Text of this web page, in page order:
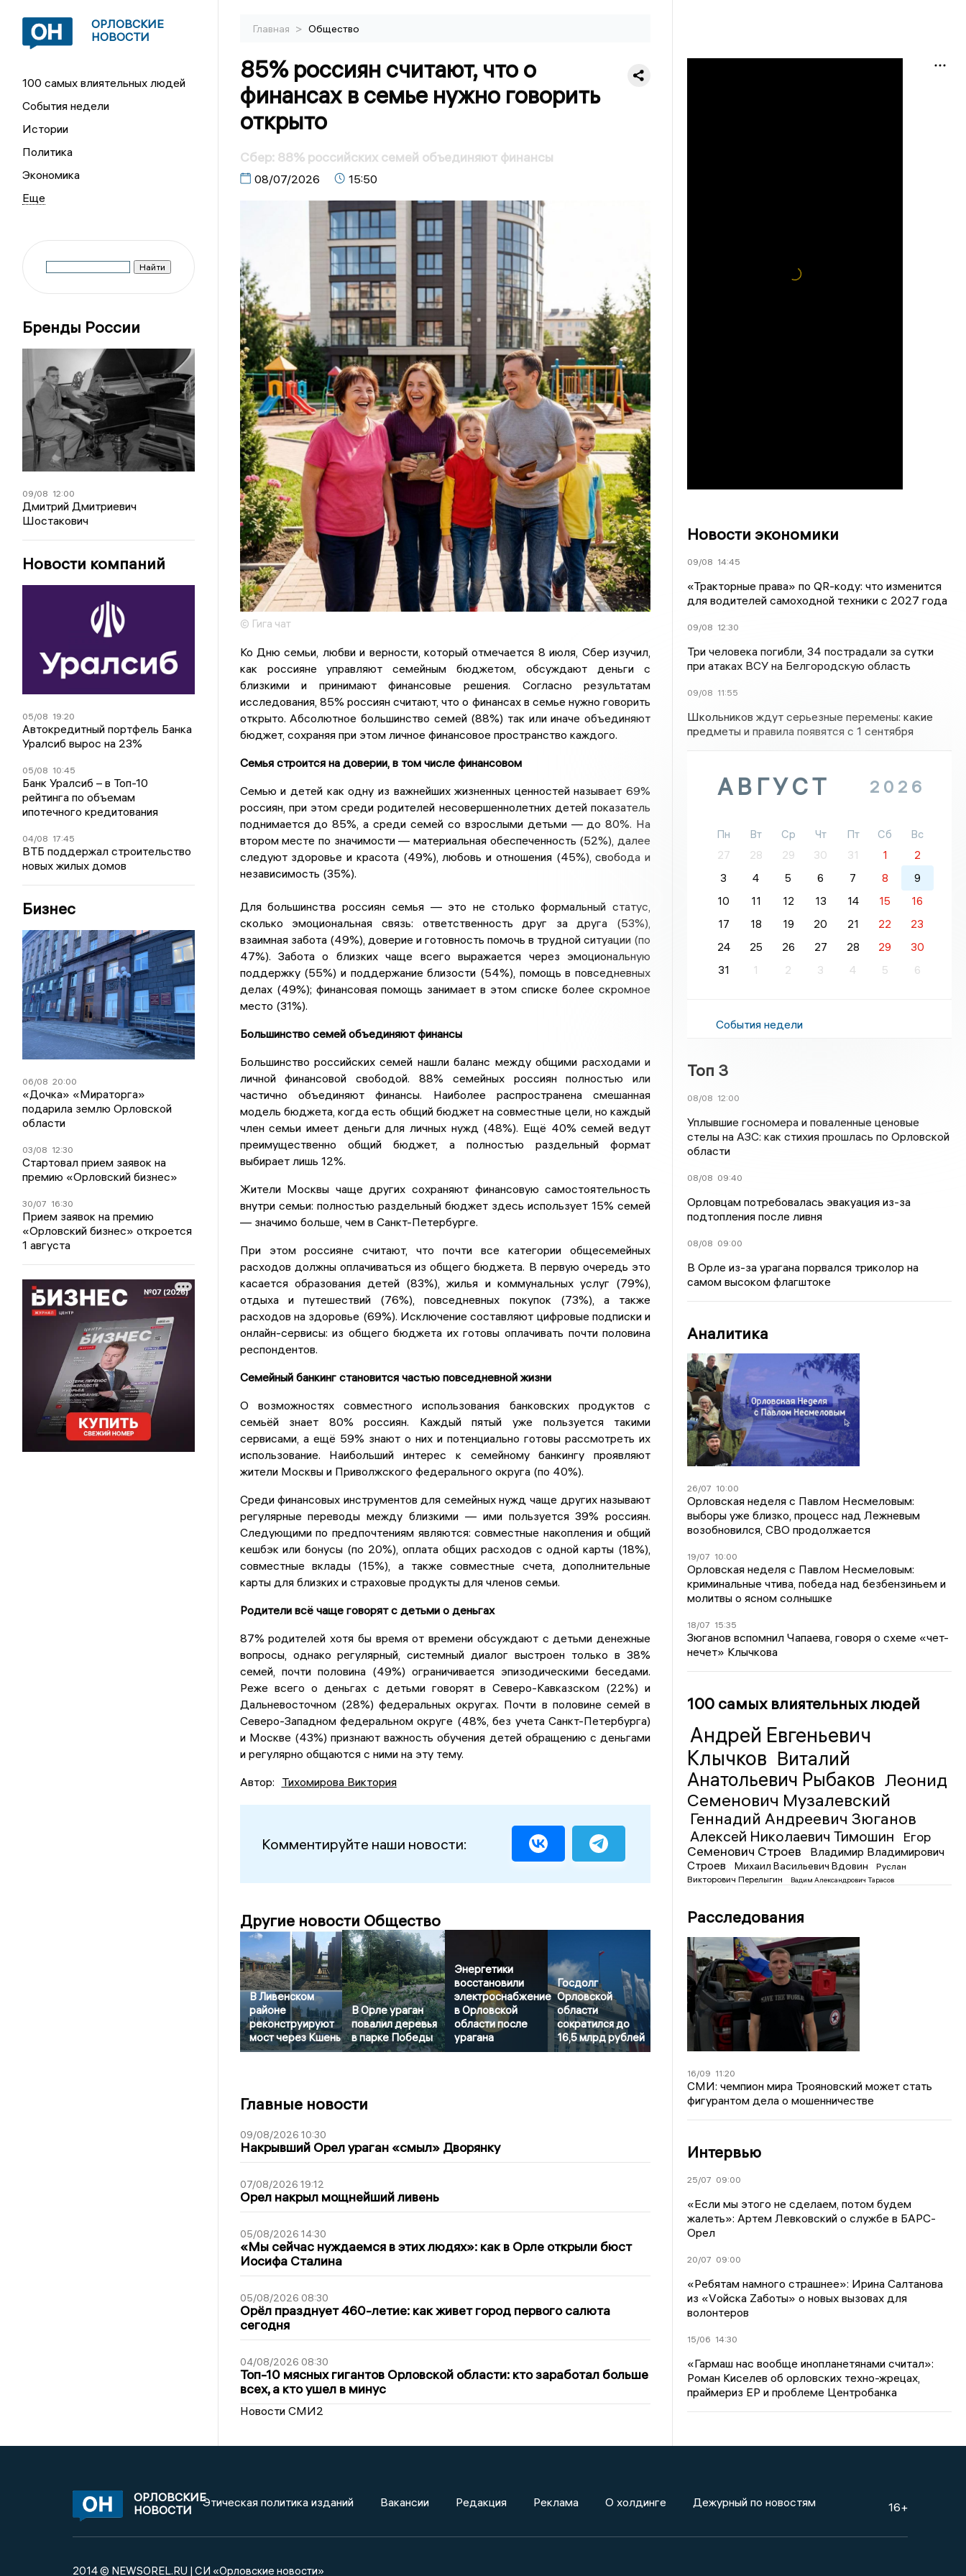
ОРЛОВСКИЕ
НОВОСТИ
100 самых влиятельных людей
События недели
Истории
Политика
Экономика
Бренды России
09/08 12:00
Дмитрий Дмитриевич
Шостакович
Новости компаний
05/08 19:20
Автокредитный портфель Банка
Уралсиб вырос на 23%
05/08 10:45
Банк Уралсиб – в Топ-10
рейтинга по объемам
ипотечного кредитования
04/08 17:45
ВТБ поддержал строительство
новых жилых домов
Бизнес
06/08 20:00
«Дочка» «Мираторга»
подарила землю Орловской
области
03/08 12:30
Стартовал прием заявок на
премию «Орловский бизнес»
30/07 16:30
Прием заявок на премию
«Орловский бизнес» откроется
1 августа
Главная > Общество
85% россиян считают, что о
финансах в семье нужно говорить
открыто
Сбер: 88% российских семей объединяют финансы
08/07/2026 15:50
© Гига чат
Ко Дню семьи, любви и верности, который отмечается 8 июля, Сбер изучил,
как россияне управляют семейным бюджетом, обсуждают деньги с
близкими и принимают финансовые решения. Согласно результатам
исследования, 85% россиян считают, что о финансах в семье нужно говорить
открыто. Абсолютное большинство семей (88%) так или иначе объединяют
бюджет, сохраняя при этом личное финансовое пространство каждого.
Семья строится на доверии, в том числе финансовом
Семью и детей как одну из важнейших жизненных ценностей называет 69%
россиян, при этом среди родителей несовершеннолетних детей показатель
поднимается до 85%, а среди семей со взрослыми детьми — до 80%. На
втором месте по значимости — материальная обеспеченность (52%), далее
следуют здоровье и красота (49%), любовь и отношения (45%), свобода и
независимость (35%).
Для большинства россиян семья — это не столько формальный статус,
сколько эмоциональная связь: ответственность друг за друга (53%),
взаимная забота (49%), доверие и готовность помочь в трудной ситуации (по
47%). Забота о близких чаще всего выражается через эмоциональную
поддержку (55%) и поддержание близости (54%), помощь в повседневных
делах (49%); финансовая помощь занимает в этом списке более скромное
место (31%).
Большинство семей объединяют финансы
Большинство российских семей нашли баланс между общими расходами и
личной финансовой свободой. 88% семейных россиян полностью или
частично объединяют финансы. Наиболее распространена смешанная
модель бюджета, когда есть общий бюджет на совместные цели, но каждый
член семьи имеет деньги для личных нужд (48%). Ещё 40% семей ведут
преимущественно общий бюджет, а полностью раздельный формат
выбирает лишь 12%.
Жители Москвы чаще других сохраняют финансовую самостоятельность
внутри семьи: полностью раздельный бюджет здесь использует 15% семей
— значимо больше, чем в Санкт-Петербурге.
При этом россияне считают, что почти все категории общесемейных
расходов должны оплачиваться из общего бюджета. В первую очередь это
касается образования детей (83%), жилья и коммунальных услуг (79%),
отдыха и путешествий (76%), повседневных покупок (73%), а также
расходов на здоровье (69%). Исключение составляют цифровые подписки и
онлайн-сервисы: из общего бюджета их готовы оплачивать почти половина
респондентов.
Семейный банкинг становится частью повседневной жизни
О возможностях совместного использования банковских продуктов с
семьёй знает 80% россиян. Каждый пятый уже пользуется такими
сервисами, а ещё 59% знают о них и потенциально готовы рассмотреть их
использование. Наибольший интерес к семейному банкингу проявляют
жители Москвы и Приволжского федерального округа (по 40%).
Среди финансовых инструментов для семейных нужд чаще других называют
регулярные переводы между близкими — ими пользуется 39% россиян.
Следующими по предпочтениям являются: совместные накопления и общий
кешбэк или бонусы (по 20%), оплата общих расходов с одной карты (18%),
совместные вклады (15%), а также совместные счета, дополнительные
карты для близких и страховые продукты для членов семьи.
Родители всё чаще говорят с детьми о деньгах
87% родителей хотя бы время от времени обсуждают с детьми денежные
вопросы, однако регулярный, системный диалог выстроен только в 38%
семей, почти половина (49%) ограничивается эпизодическими беседами.
Реже всего о деньгах с детьми говорят в Северо-Кавказском (22%) и
Дальневосточном (28%) федеральных округах. Почти в половине семей в
Северо-Западном федеральном округе (48%, без учета Санкт-Петербурга)
и Москве (43%) признают важность обучения детей обращению с деньгами
и регулярно общаются с ними на эту тему.
Автор: Тихомирова Виктория
Комментируйте наши новости:
Другие новости Общество
В Ливенском
районе
реконструируют
мост через Кшень
В Орле ураган
повалил деревья
в парке Победы
Энергетики
восстановили
электроснабжение
в Орловской
области после
урагана
Госдолг
Орловской
области
сократился до
16,5 млрд рублей
Главные новости
09/08/2026 10:30
Накрывший Орел ураган «смыл» Дворянку
07/08/2026 19:12
Орел накрыл мощнейший ливень
05/08/2026 14:30
«Мы сейчас нуждаемся в этих людях»: как в Орле открыли бюст
Иосифа Сталина
05/08/2026 08:30
Орёл празднует 460-летие: как живет город первого салюта
сегодня
04/08/2026 08:30
Топ-10 мясных гигантов Орловской области: кто заработал больше
всех, а кто ушел в минус
Новости СМИ2
Новости экономики
09/08 14:45
«Тракторные права» по QR-коду: что изменится
для водителей самоходной техники с 2027 года
09/08 12:30
Три человека погибли, 34 пострадали за сутки
при атаках ВСУ на Белгородскую область
09/08 11:55
Школьников ждут серьезные перемены: какие
предметы и правила появятся с 1 сентября
АВГУСТ 2026
Пн Вт Ср Чт Пт Сб
Вс
27
28 29 30 31 1
2
3
4 5 6 7 8
9
10
11 12 13 14 15
16
17
18 19 20 21 22
23
24
25 26 27 28 29
30
31
1 2 3 4 5 6
События недели
Топ 3
08/08 12:00
Уплывшие госномера и поваленные ценовые
стелы на АЗС: как стихия прошлась по Орловской
области
08/08 09:40
Орловцам потребовалась эвакуация из-за
подтопления после ливня
08/08 09:00
В Орле из-за урагана порвался триколор на
самом высоком флагштоке
Аналитика
26/07 10:00
Орловская неделя с Павлом Несмеловым:
выборы уже близко, процесс над Лежневым
возобновился, СВО продолжается
19/07 10:00
Орловская неделя с Павлом Несмеловым:
криминальные чтива, победа над безбензиньем и
молитвы о ясном солнышке
18/07 15:35
Зюганов вспомнил Чапаева, говоря о схеме «чет-
нечет» Клычкова
100 самых влиятельных людей
Андрей Евгеньевич
Клычков Виталий
Анатольевич Рыбаков Леонид
Семенович Музалевский
Геннадий Андреевич Зюганов
Алексей Николаевич Тимошин
Егор
Семенович Строев
Владимир Владимирович
Строев
Михаил Васильевич Вдовин
Руслан
Викторович Перелыгин
Вадим Александрович Тарасов
Расследования
16/09 11:20
СМИ: чемпион мира Трояновский может стать
фигурантом дела о мошенничестве
Интервью
25/07 09:00
«Если мы этого не сделаем, потом будем
жалеть»: Артем Левковский о службе в БАРС-
Орел
20/07 09:00
«Ребятам намного страшнее»: Ирина Салтанова
из «Vойска Zаботы» о новых вызовах для
волонтеров
15/06 14:30
«Гармаш нас вообще инопланетянами считал»:
Роман Киселев об орловских техно-жрецах,
праймериз ЕР и проблеме Центробанка
ОРЛОВСКИЕ
НОВОСТИ
Этическая политика изданий Вакансии Редакция Реклама О холдинге Дежурный по новостям 16+
2014 © NEWSOREL.RU | СИ «Орловские новости»